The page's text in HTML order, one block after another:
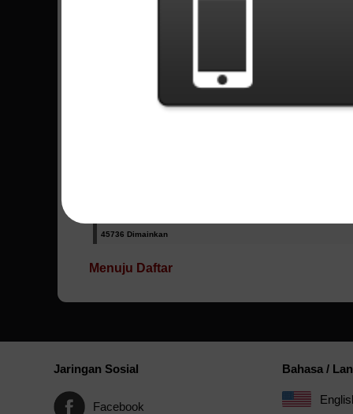
Miliki semua Skor kamu saat game
Semua Lagu - Queen
45736 Dimainkan
Menuju Daftar
Jaringan Sosial
Facebook
Bahasa /